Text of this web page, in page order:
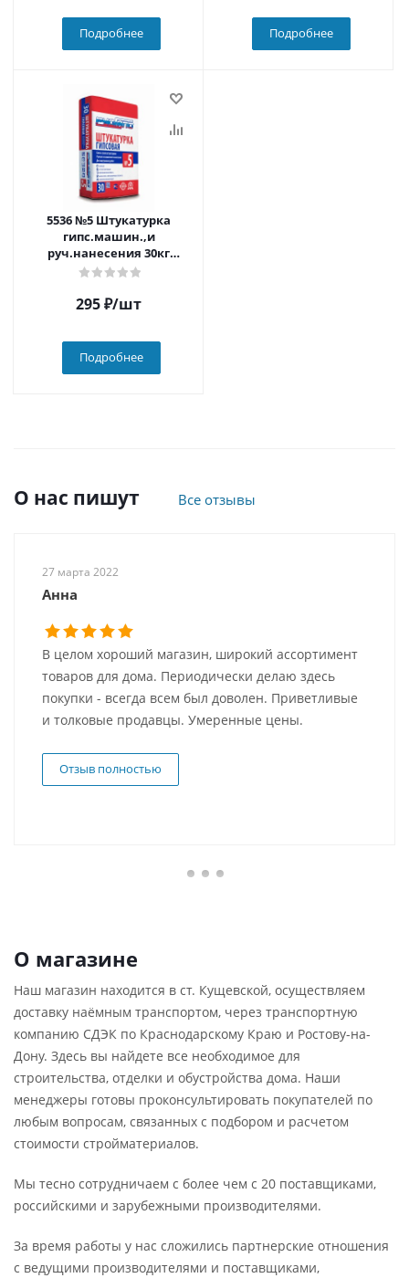
Подробнее Подробнее
5536 №5 Штукатурка
гипс.машин.,и
руч.нанесения 30кг
(50шт./пал)
295₽/шт
Подробнее
О нас пишут Все отзывы
27 марта 2022
Анна
В целом хороший магазин, широкий ассортимент
товаров для дома. Периодически делаю здесь
покупки - всегда всем был доволен. Приветливые
и толковые продавцы. Умеренные цены.
Отзыв полностью
О магазине
Наш магазин находится в ст. Кущевской, осуществляем
доставку наёмным транспортом, через транспортную
компанию СДЭК по Краснодарскому Краю и Ростову-на-
Дону. Здесь вы найдете все необходимое для
строительства, отделки и обустройства дома. Наши
менеджеры готовы проконсультировать покупателей по
любым вопросам, связанных с подбором и расчетом
стоимости стройматериалов.
Мы тесно сотрудничаем с более чем с 20 поставщиками,
российскими и зарубежными производителями.
За время работы у нас сложились партнерские отношения
с ведущими производителями и поставщиками,